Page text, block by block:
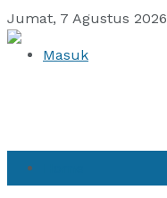
Jumat, 7 Agustus 2026
Masuk